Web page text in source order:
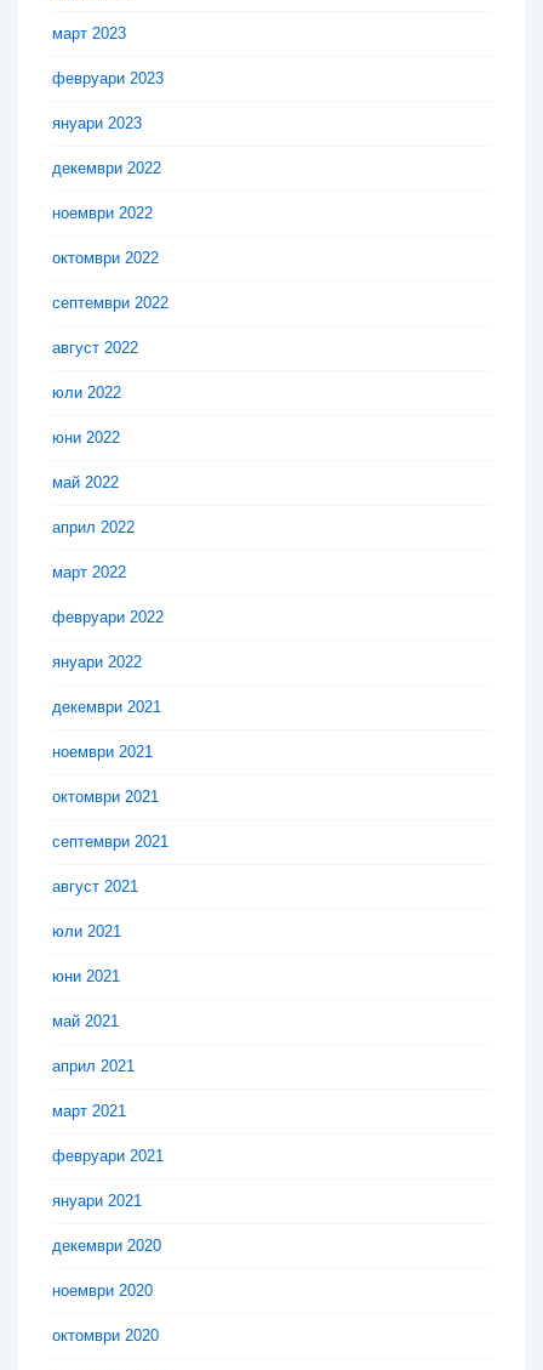
март 2023
февруари 2023
януари 2023
декември 2022
ноември 2022
октомври 2022
септември 2022
август 2022
юли 2022
юни 2022
май 2022
април 2022
март 2022
февруари 2022
януари 2022
декември 2021
ноември 2021
октомври 2021
септември 2021
август 2021
юли 2021
юни 2021
май 2021
април 2021
март 2021
февруари 2021
януари 2021
декември 2020
ноември 2020
октомври 2020